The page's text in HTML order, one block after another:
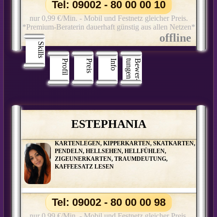
Skills
Profil
Preis Info B
e
w
e
r
­
t
u
n
g
e
n
Tel: 09002 - 80 00 00 10
nur 0,99 €/Min. - Mobil und Festnetz gleicher Preis.
*Premium-Beraterin dauerhaft günstig aus allen Netzen*
ESTEPHANIA
KARTENLEGEN, KIPPERKARTEN, SKATKARTEN,
PENDELN, HELLSEHEN, HELLFÜHLEN,
ZIGEUNERKARTEN, TRAUMDEUTUNG,
KAFFEESATZ LESEN
Tel: 09002 - 80 00 00 98